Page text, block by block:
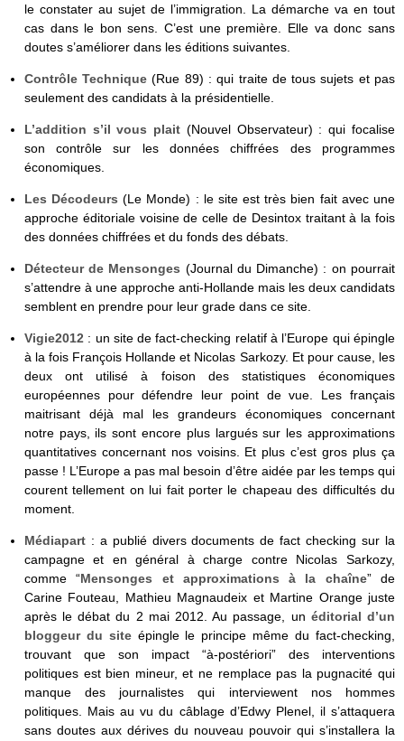
le constater au sujet de l’immigration. La démarche va en tout
cas dans le bon sens. C’est une première. Elle va donc sans
doutes s’améliorer dans les éditions suivantes.
Contrôle Technique (Rue 89) : qui traite de tous sujets et pas
seulement des candidats à la présidentielle.
L’addition s’il vous plait (Nouvel Observateur) : qui focalise
son contrôle sur les données chiffrées des programmes
économiques.
Les Décodeurs (Le Monde) : le site est très bien fait avec une
approche éditoriale voisine de celle de Desintox traitant à la fois
des données chiffrées et du fonds des débats.
Détecteur de Mensonges (Journal du Dimanche) : on pourrait
s’attendre à une approche anti-Hollande mais les deux candidats
semblent en prendre pour leur grade dans ce site.
Vigie2012 : un site de fact-checking relatif à l’Europe qui épingle
à la fois François Hollande et Nicolas Sarkozy. Et pour cause, les
deux ont utilisé à foison des statistiques économiques
européennes pour défendre leur point de vue. Les français
maitrisant déjà mal les grandeurs économiques concernant
notre pays, ils sont encore plus largués sur les approximations
quantitatives concernant nos voisins. Et plus c’est gros plus ça
passe ! L’Europe a pas mal besoin d’être aidée par les temps qui
courent tellement on lui fait porter le chapeau des difficultés du
moment.
Médiapart: a publié divers documents de fact checking sur la
campagne et en général à charge contre Nicolas Sarkozy,
comme “Mensonges et approximations à la chaîne” de
Carine Fouteau, Mathieu Magnaudeix et Martine Orange juste
après le débat du 2 mai 2012. Au passage, un éditorial d’un
bloggeur du siteépingle le principe même du fact-checking,
trouvant que son impact “à-postériori” des interventions
politiques est bien mineur, et ne remplace pas la pugnacité qui
manque des journalistes qui interviewent nos hommes
politiques. Mais au vu du câblage d’Edwy Plenel, il s’attaquera
sans doutes aux dérives du nouveau pouvoir qui s’installera la